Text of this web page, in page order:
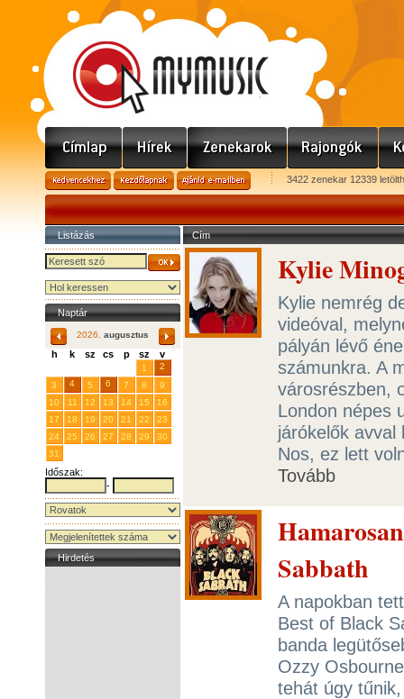
3422 zenekar 12339
Listázás
Naptár
2026. augusztus
h k sz cs p sz v
1
2
3
4 5 6 7 8
9
10
11 12 13 14 15
16
17
18 19 20 21 22
23
24
25 26 27 28 29
30
31
Időszak:
-
Hirdetés
Cím
Kylie
Kylie nemrég
videóval,
pályán lévő
számunkra. A
városrészben,
London népes
járókelők
Nos, ez lett
Tovább
Sabbath
A napokban
Best of Black
banda
Ozzy
tehát úgy